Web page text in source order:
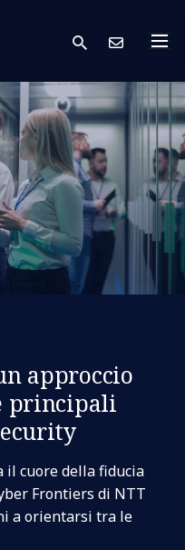
search
approccio
principali
il cuore della fiducia
Frontiers di NTT
a orientarsi tra le